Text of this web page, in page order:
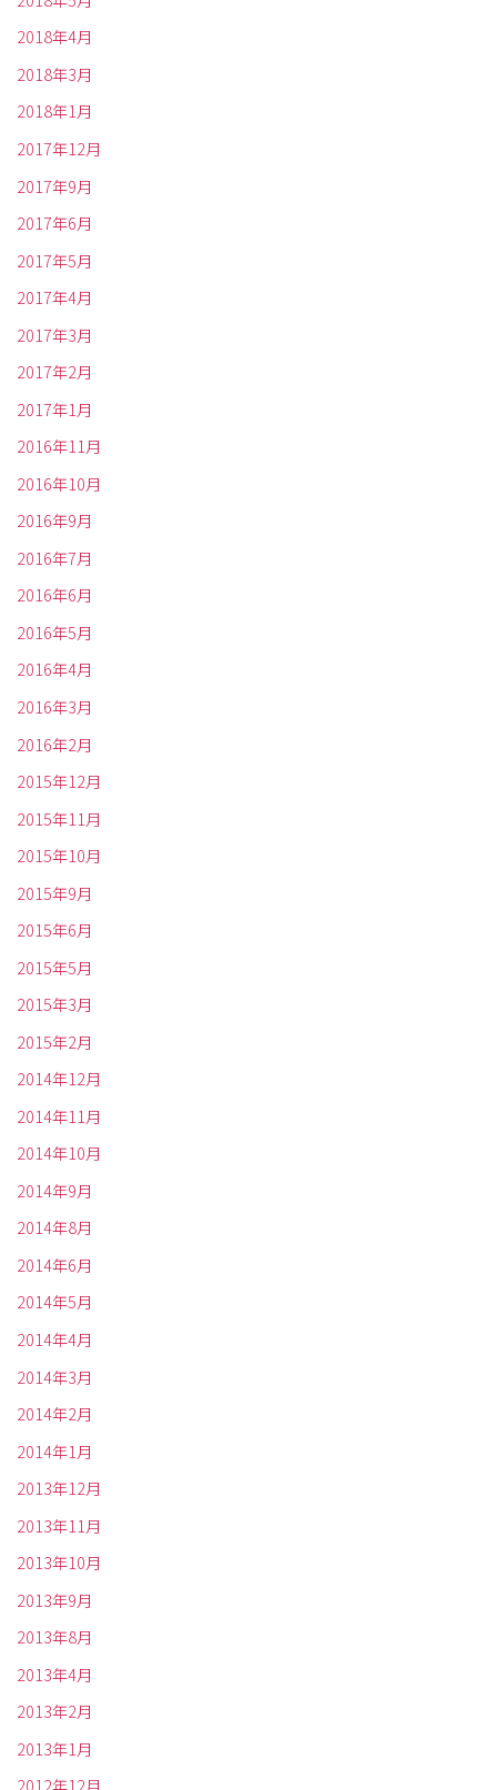
2018年4月
2018年3月
2018年1月
2017年12月
2017年9月
2017年6月
2017年5月
2017年4月
2017年3月
2017年2月
2017年1月
2016年11月
2016年10月
2016年9月
2016年7月
2016年6月
2016年5月
2016年4月
2016年3月
2016年2月
2015年12月
2015年11月
2015年10月
2015年9月
2015年6月
2015年5月
2015年3月
2015年2月
2014年12月
2014年11月
2014年10月
2014年9月
2014年8月
2014年6月
2014年5月
2014年4月
2014年3月
2014年2月
2014年1月
2013年12月
2013年11月
2013年10月
2013年9月
2013年8月
2013年4月
2013年2月
2013年1月